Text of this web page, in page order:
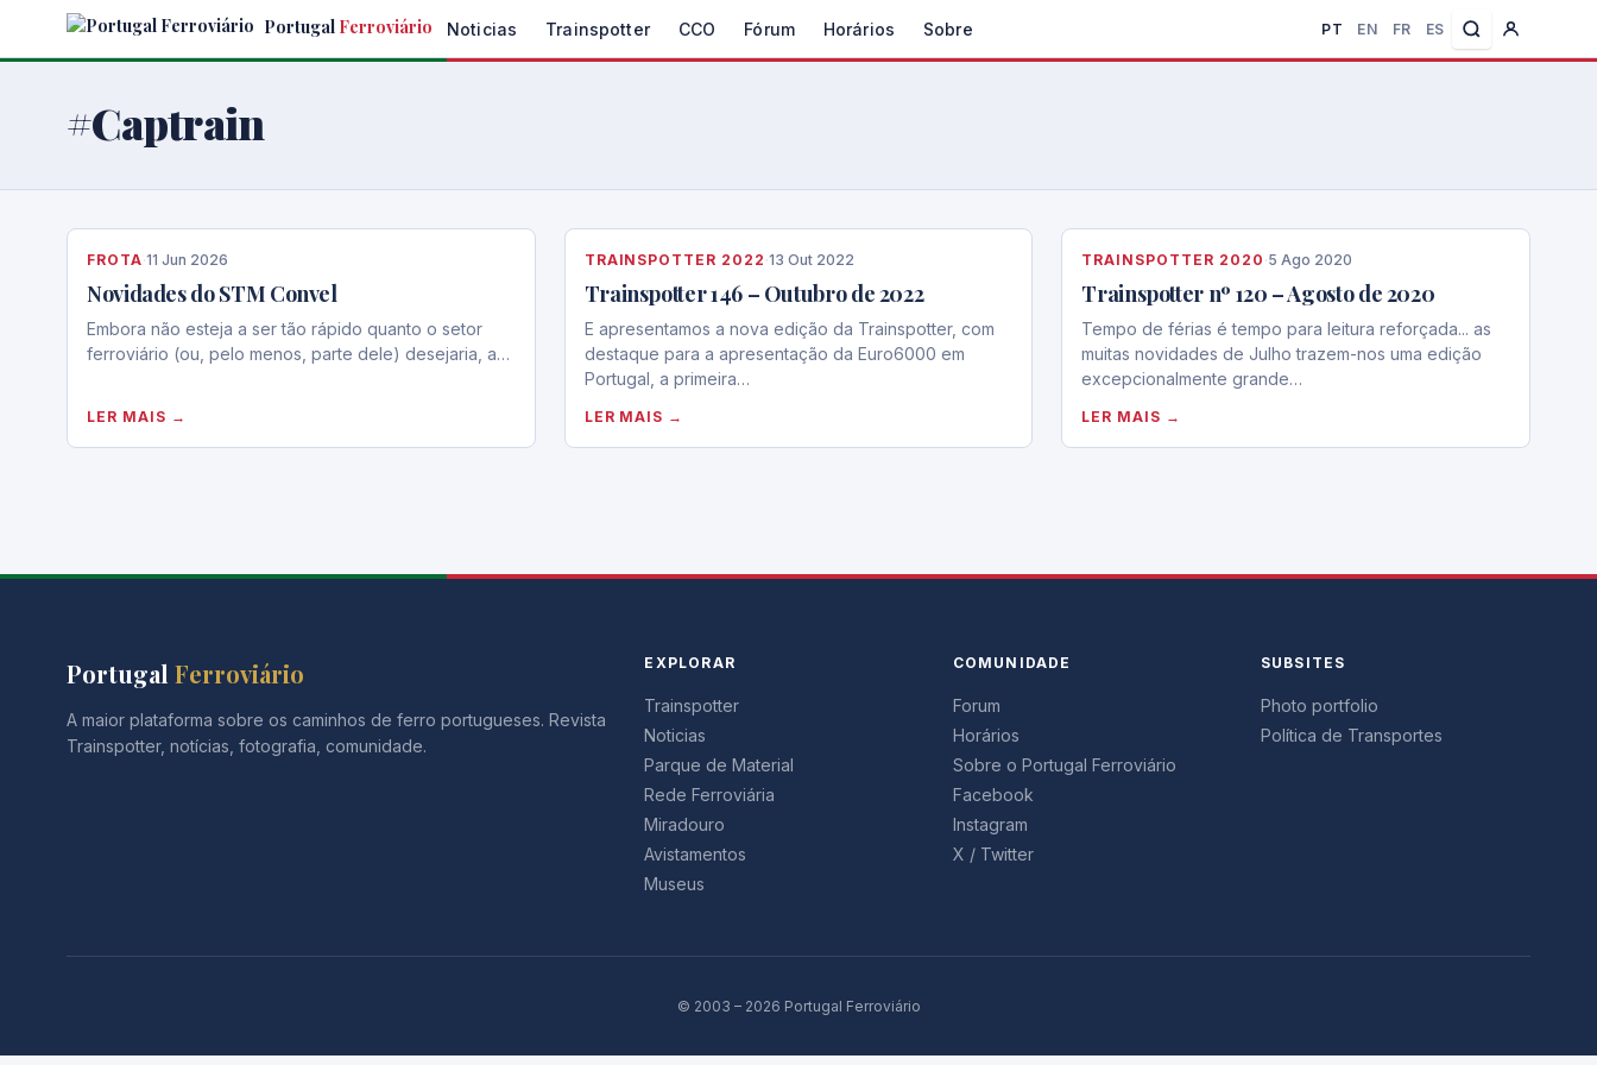
Portugal Ferroviário Noticias Trainspotter CCO Fórum Horários Sobre PT EN FR ES
#Captrain
FROTA·11 Jun 2026
Novidades do STM Convel
Embora não esteja a ser tão rápido quanto o setor
ferroviário (ou, pelo menos, parte dele) desejaria, a…
LER MAIS →
TRAINSPOTTER 2022 ·13 Out 2022
Trainspotter 146 – Outubro de 2022
E apresentamos a nova edição da Trainspotter, com
destaque para a apresentação da Euro6000 em
Portugal, a primeira…
LER MAIS →
TRAINSPOTTER 2020 ·5 Ago 2020
Trainspotter nº 120 – Agosto de 2020
Tempo de férias é tempo para leitura reforçada... as
muitas novidades de Julho trazem-nos uma edição
excepcionalmente grande…
LER MAIS →
Portugal Ferroviário
A maior plataforma sobre os caminhos de ferro portugueses. Revista
Trainspotter, notícias, fotografia, comunidade.
EXPLORAR
Trainspotter
Noticias
Parque de Material
Rede Ferroviária
Miradouro
Avistamentos
Museus
COMUNIDADE
Forum
Horários
Sobre o Portugal Ferroviário
Facebook
Instagram
X / Twitter
SUBSITES
Photo portfolio
Política de Transportes
© 2003 – 2026 Portugal Ferroviário